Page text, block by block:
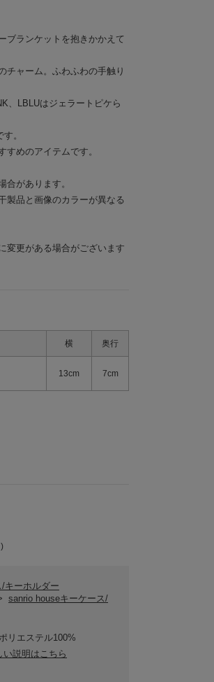
ブランケットを抱きかかえて
チャーム。ふわふわの手触り
、LBLUはジェラートピケら
。
めのアイテムです。
があります。
製品と画像のカラーが異なる
変更がある場合がございます
横 奥行
13cm 7cm
キーホルダー
sanrio houseキーケース/
リエステル100%
説明はこちら